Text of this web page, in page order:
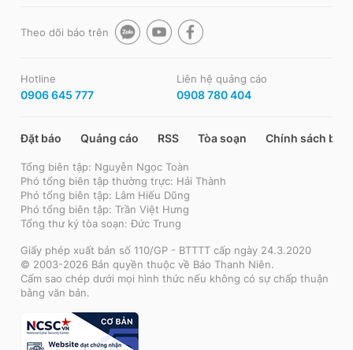
Theo dõi báo trên
Hotline
0906 645 777
Liên hệ quảng cáo
0908 780 404
Đặt báo Quảng cáo RSS Tòa soạn Chính sách bảo
Tổng biên tập: Nguyễn Ngọc Toàn
Phó tổng biên tập thường trực: Hải Thành
Phó tổng biên tập: Lâm Hiếu Dũng
Phó tổng biên tập: Trần Việt Hưng
Tổng thư ký tòa soạn: Đức Trung
Giấy phép xuất bản số 110/GP - BTTTT cấp ngày 24.3.2020
© 2003-2026 Bản quyền thuộc về Báo Thanh Niên.
Cấm sao chép dưới mọi hình thức nếu không có sự chấp thuận
bằng văn bản.